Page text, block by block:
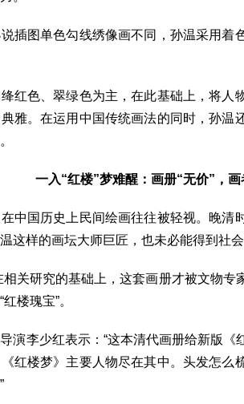
插图单色勾线绣像画不同，孙温采用着
色、翠绿色为主，在此基础上，将人
雅。在运用中国传统画法的同时，孙温
一入“红楼”梦难醒： 画册“无价”，画
国历史上民间绘画往往被轻视。晚清
这样的画坛大师巨匠，也未必能得到社会
研究的基础上，这套画册才被文物专
楼瑰宝”。
李少红表示：“这本清代画册给新版《
红楼梦》主要人物尽在其中。头发怎么